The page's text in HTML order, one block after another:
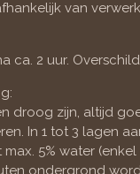
van
ca. 2 uur.
droog zijn, altijd
In 1 tot 3 lagen
5% water
ondergrond